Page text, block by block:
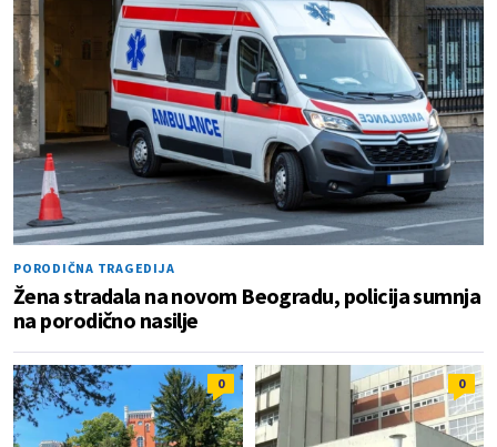
PORODIČNA TRAGEDIJA
Žena stradala na novom Beogradu, policija sumnja
na porodično nasilje
0 0